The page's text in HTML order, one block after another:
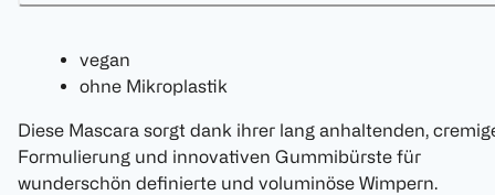
vegan
ohne Mikroplastik
Diese Mascara sorgt dank ihrer lang anhaltenden,
Formulierung und innovativen Gummibürste für
wunderschön definierte und voluminöse Wimpern.